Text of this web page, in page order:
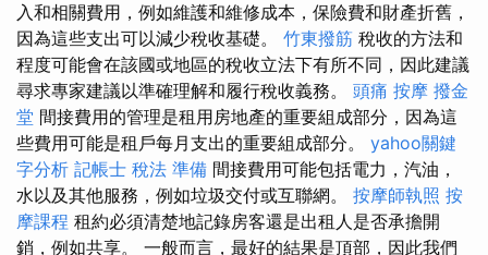
入和相關費用，例如維護和維修成本，保險費和財產折舊，
因為這些支出可以減少稅收基礎。 竹東撥筋 稅收的方法和
程度可能會在該國或地區的稅收立法下有所不同，因此建議
尋求專家建議以準確理解和履行稅收義務。 頭痛 按摩 撥金
堂 間接費用的管理是租用房地產的重要組成部分，因為這
些費用可能是租戶每月支出的重要組成部分。 yahoo關鍵
字分析 記帳士 稅法 準備 間接費用可能包括電力，汽油，
水以及其他服務，例如垃圾交付或互聯網。 按摩師執照 按
摩課程 租約必須清楚地記錄房客還是出租人是否承擔開
銷，例如共享。 一般而言，最好的結果是頂部，因此我們